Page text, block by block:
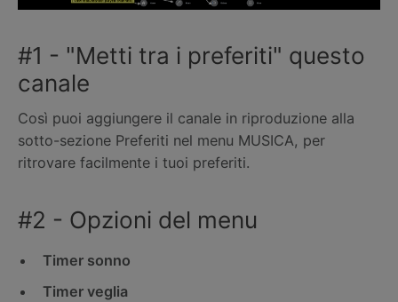
#1 - "Metti tra i preferiti" questo
canale
Così puoi aggiungere il canale in riproduzione alla
sotto-sezione Preferiti nel menu MUSICA, per
ritrovare facilmente i tuoi preferiti.
#2 - Opzioni del menu
Timer sonno
Timer veglia